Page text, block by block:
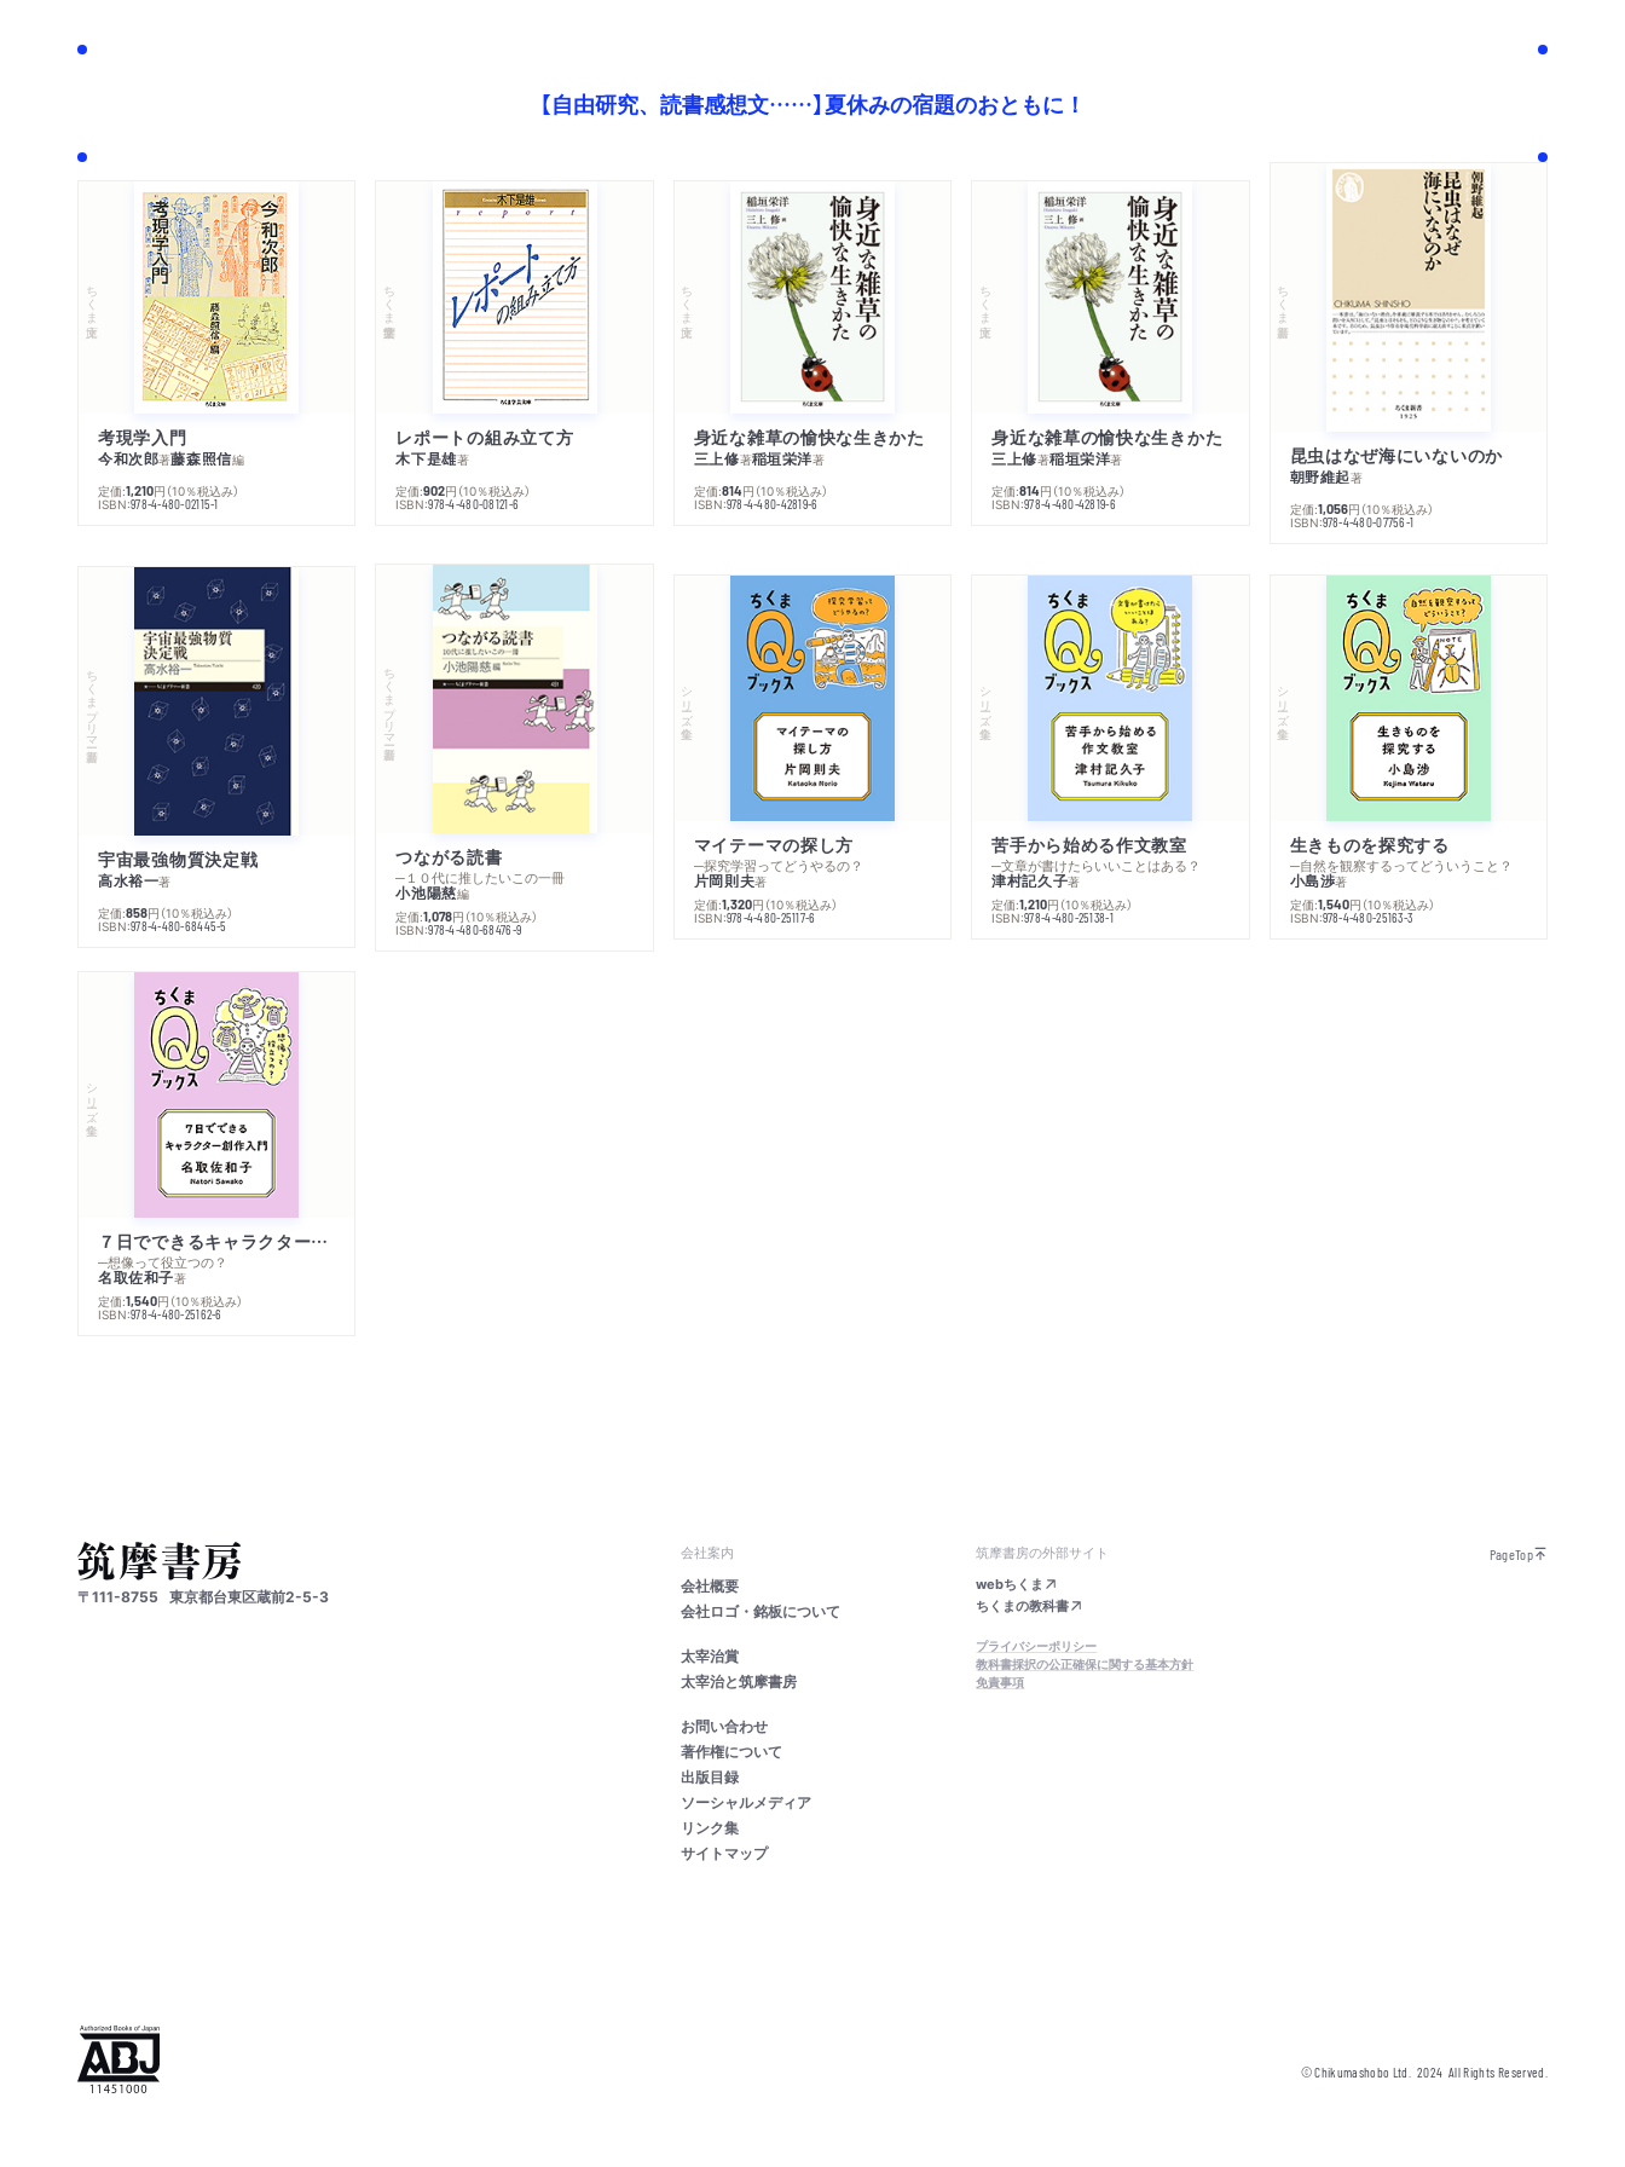
【自由研究、読書感想文……】夏休みの宿題のおともに！
ちくま文庫
考現学入門
今和次郎著藤森照信編
定価:1,210円 （10％税込み）
ISBN:978-4-480-02115-1
ちくま学芸文庫
レポートの組み立て方
木下是雄著
定価:902円 （10％税込み）
ISBN:978-4-480-08121-6
ちくま文庫
身近な雑草の愉快な生きかた
三上修著稲垣栄洋著
定価:814円 （10％税込み）
ISBN:978-4-480-42819-6
ちくま文庫
身近な雑草の愉快な生きかた
三上修著稲垣栄洋著
定価:814円 （10％税込み）
ISBN:978-4-480-42819-6
ちくま新書
昆虫はなぜ海にいないのか
朝野維起著
定価:1,056円 （10％税込み）
ISBN:978-4-480-07756-1
ちくまプリマー新書
宇宙最強物質決定戦
高水裕一著
定価:858円 （10％税込み）
ISBN:978-4-480-68445-5
ちくまプリマー新書
つながる読書
─１０代に推したいこの一冊
小池陽慈編
定価:1,078円 （10％税込み）
ISBN:978-4-480-68476-9
シリーズ・全集
マイテーマの探し方
─探究学習ってどうやるの？
片岡則夫著
定価:1,320円 （10％税込み）
ISBN:978-4-480-25117-6
シリーズ・全集
苦手から始める作文教室
─文章が書けたらいいことはある？
津村記久子著
定価:1,210円 （10％税込み）
ISBN:978-4-480-25138-1
シリーズ・全集
生きものを探究する
─自然を観察するってどういうこと？
小島渉著
定価:1,540円 （10％税込み）
ISBN:978-4-480-25163-3
シリーズ・全集
７日でできるキャラクター創作入門
─想像って役立つの？
名取佐和子著
定価:1,540円 （10％税込み）
ISBN:978-4-480-25162-6
〒111-8755 東京都台東区蔵前2-5-3
会社案内
会社概要
会社ロゴ・銘板について
太宰治賞
太宰治と筑摩書房
お問い合わせ
著作権について
出版目録
ソーシャルメディア
リンク集
サイトマップ
筑摩書房の外部サイト
webちくま
ちくまの教科書
プライバシーポリシー
教科書採択の公正確保に関する基本方針
免責事項
PageTop
© Chikumashobo Ltd. 2024 All Rights Reserved.